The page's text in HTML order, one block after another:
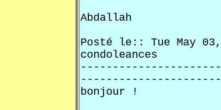
Abdallah
Posté le:: Tue May
condoleances
----------------------
bonjour !